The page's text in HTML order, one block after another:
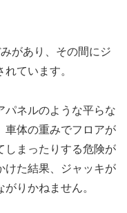
があり、その間にジ
ています。
パネルのような平らな
車体の重みでフロアが
しまったりする危険が
けた結果、ジャッキが
りかねません。